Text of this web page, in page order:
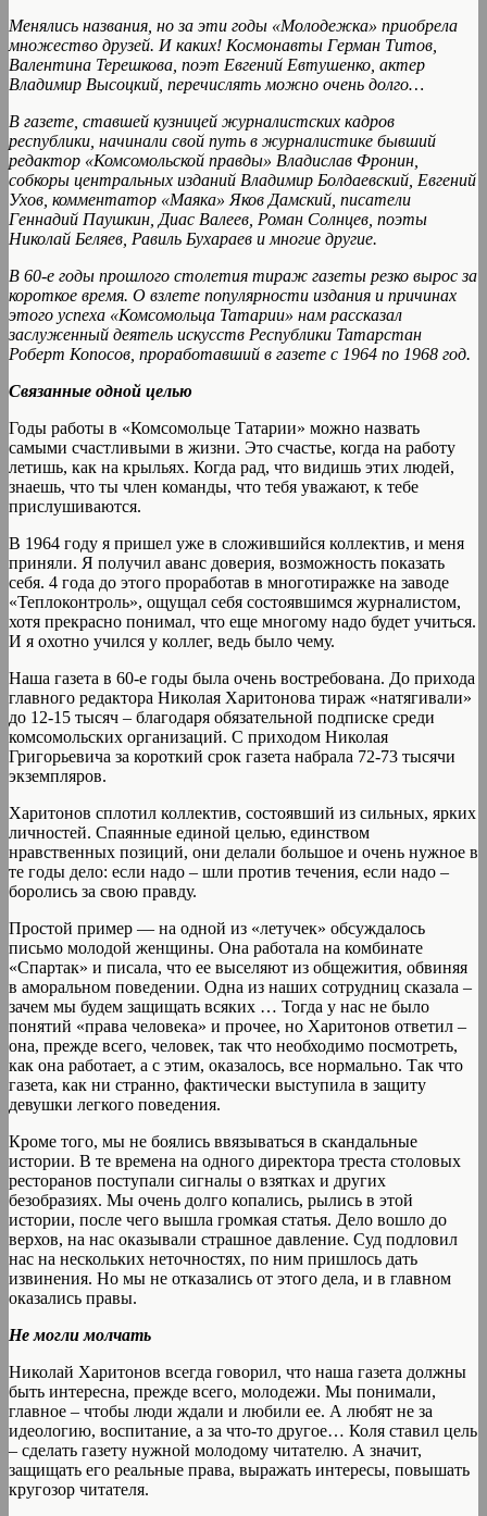
Менялись названия, но за эти годы «Молодежка» приобрела
множество друзей. И каких! Космонавты Герман Титов,
Валентина Терешкова, поэт Евгений Евтушенко, актер
Владимир Высоцкий, перечислять можно очень долго…
В газете, ставшей кузницей журналистских кадров
республики, начинали свой путь в журналистике бывший
редактор «Комсомольской правды» Владислав Фронин,
собкоры центральных изданий Владимир Болдаевский, Евгений
Ухов, комментатор «Маяка» Яков Дамский, писатели
Геннадий Паушкин, Диас Валеев, Роман Солнцев, поэты
Николай Беляев, Равиль Бухараев и многие другие.
В 60-е годы прошлого столетия тираж газеты резко вырос за
короткое время. О взлете популярности издания и причинах
этого успеха «Комсомольца Татарии» нам рассказал
заслуженный деятель искусств Республики Татарстан
Роберт Копосов, проработавший в газете с 1964 по 1968 год.
Связанные одной целью
Годы работы в «Комсомольце Татарии» можно назвать
самыми счастливыми в жизни. Это счастье, когда на работу
летишь, как на крыльях. Когда рад, что видишь этих людей,
знаешь, что ты член команды, что тебя уважают, к тебе
прислушиваются.
В 1964 году я пришел уже в сложившийся коллектив, и меня
приняли. Я получил аванс доверия, возможность показать
себя. 4 года до этого проработав в многотиражке на заводе
«Теплоконтроль», ощущал себя состоявшимся журналистом,
хотя прекрасно понимал, что еще многому надо будет учиться.
И я охотно учился у коллег, ведь было чему.
Наша газета в 60-е годы была очень востребована. До прихода
главного редактора Николая Харитонова тираж «натягивали»
до 12-15 тысяч – благодаря обязательной подписке среди
комсомольских организаций. С приходом Николая
Григорьевича за короткий срок газета набрала 72-73 тысячи
экземпляров.
Харитонов сплотил коллектив, состоявший из сильных, ярких
личностей. Спаянные единой целью, единством
нравственных позиций, они делали большое и очень нужное в
те годы дело: если надо – шли против течения, если надо –
боролись за свою правду.
Простой пример — на одной из «летучек» обсуждалось
письмо молодой женщины. Она работала на комбинате
«Спартак» и писала, что ее выселяют из общежития, обвиняя
в аморальном поведении. Одна из наших сотрудниц сказала –
зачем мы будем защищать всяких … Тогда у нас не было
понятий «права человека» и прочее, но Харитонов ответил –
она, прежде всего, человек, так что необходимо посмотреть,
как она работает, а с этим, оказалось, все нормально. Так что
газета, как ни странно, фактически выступила в защиту
девушки легкого поведения.
Кроме того, мы не боялись ввязываться в скандальные
истории. В те времена на одного директора треста столовых
ресторанов поступали сигналы о взятках и других
безобразиях. Мы очень долго копались, рылись в этой
истории, после чего вышла громкая статья. Дело вошло до
верхов, на нас оказывали страшное давление. Суд подловил
нас на нескольких неточностях, по ним пришлось дать
извинения. Но мы не отказались от этого дела, и в главном
оказались правы.
Не могли молчать
Николай Харитонов всегда говорил, что наша газета должны
быть интересна, прежде всего, молодежи. Мы понимали,
главное – чтобы люди ждали и любили ее. А любят не за
идеологию, воспитание, а за что-то другое… Коля ставил цель
– сделать газету нужной молодому читателю. А значит,
защищать его реальные права, выражать интересы, повышать
кругозор читателя.